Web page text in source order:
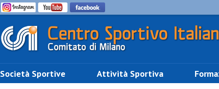
Società Sportive Attività Sportiva